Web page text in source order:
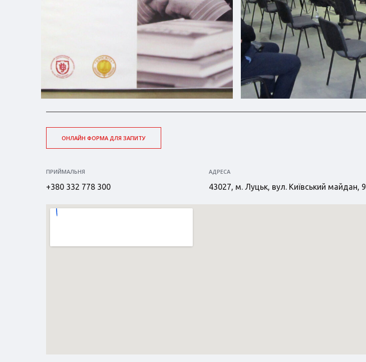
ОНЛАЙН ФОРМА ДЛЯ ЗАПИТУ
ПРИЙМАЛЬНЯ
+380 332 778 300
АДРЕСА
43027, м. Луцьк, вул. Київський майдан, 9